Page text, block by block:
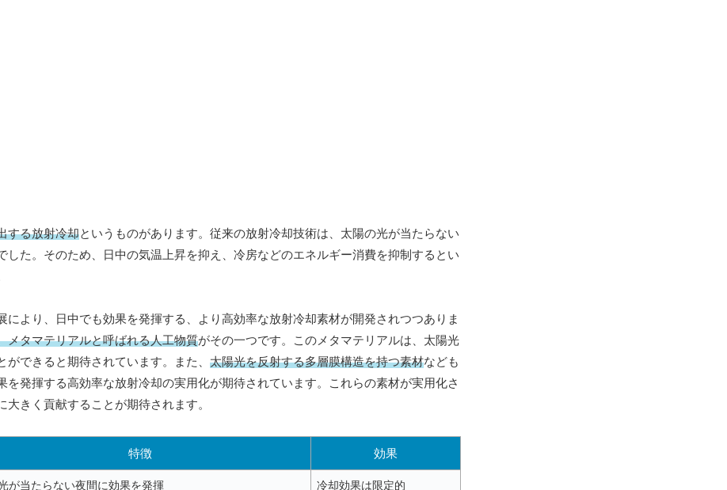
する放射冷却というものがあります。従来の放射冷却技術は、太陽の光が当たらない
た。そのため、日中の気温上昇を抑え、冷房などのエネルギー消費を抑制するとい
より、日中でも効果を発揮する、より高効率な放射冷却素材が開発されつつありま
メタマテリアルと呼ばれる人工物質がその一つです。このメタマテリアルは、太陽光
できると期待されています。また、 太陽光を反射する多層膜構造を持つ素材なども
発揮する高効率な放射冷却の実用化が期待されています。これらの素材が実用化さ
きく貢献することが期待されます。
特徴 効果
が当たらない夜間に効果を発揮 冷却効果は限定的